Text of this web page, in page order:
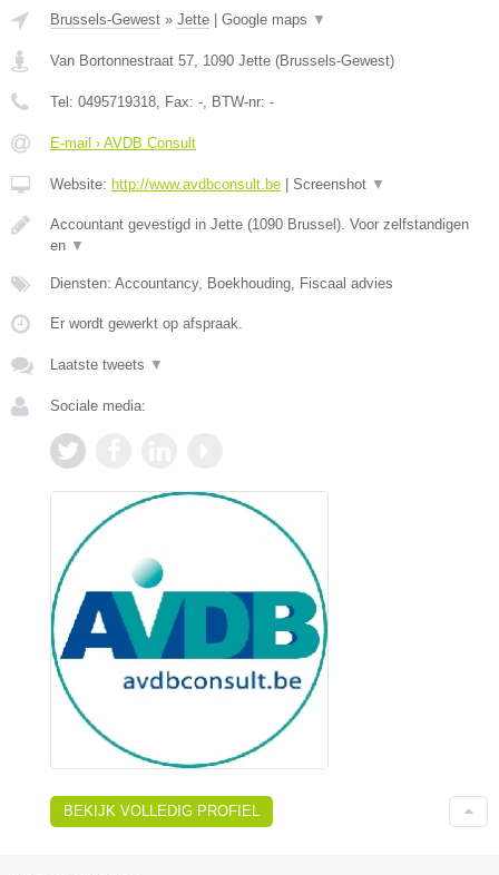
Brussels-Gewest » Jette | Google maps ▼
Van Bortonnestraat 57 1090 Jette (Brussels-Gewest)
Tel: 0495719318 , Fax: - , BTW-nr: -
E-mail › AVDB Consult
Website: http://www.avdbconsult.be | Screenshot ▼
Accountant gevestigd in Jette (1090 Brussel). Voor zelfstandigen
en ▼
Diensten: Accountancy, Boekhouding, Fiscaal advies
Er wordt gewerkt op afspraak.
Laatste tweets ▼
Sociale media:
BEKIJK VOLLEDIG PROFIEL